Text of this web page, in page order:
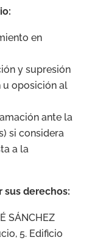
en
y supresión
u oposición al
ante la
si considera
a la
sus derechos:
SÁNCHEZ
5. Edificio